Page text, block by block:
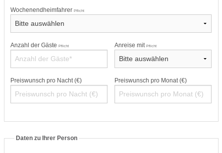
Wochenendheimfahrer Pflicht
Anzahl der Gäste Pflicht Anreise mitPflicht
Preiswunsch pro Nacht (€) Preiswunsch pro Monat (€)
Daten zu Ihrer Person